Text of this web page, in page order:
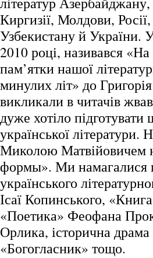
Киргизії, Молдови,
Узбекистану й України.
2010 році, називався
пам’ятки нашої
минулих літ» до
викликали в читачів
дуже хотіло
української
Миколою Матвійовичем
формы». Ми намагалися
українського
Ісаї Копинського,
«Поетика» Феофана
Орлика, історична
«Богогласник» тощо.